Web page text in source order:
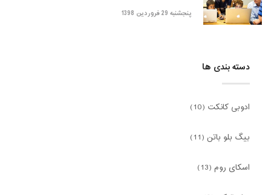
پنجشنبه 29 فروردین 1398
دسته بندی ها
ادوبی کانکت (10)
بیگ بلو باتن (11)
اسکای روم (13)